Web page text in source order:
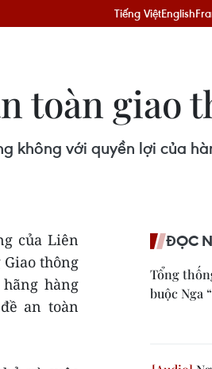
Tiếng ViệtEnglish
toàn giao
không với quyền lợi của
của Liên
thông
hàng
an toàn
ĐỌC
Tổng
buộc Nga